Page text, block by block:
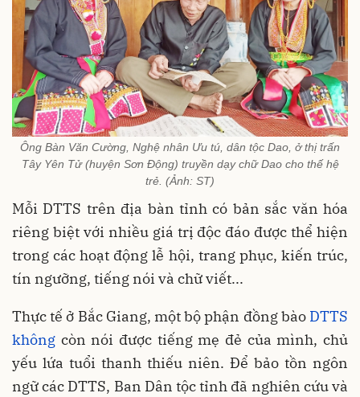
Ông Bàn Văn Cường, Nghệ nhân Ưu tú, dân tộc Dao, ở thị trấn
Tây Yên Tử (huyện Sơn Động) truyền dạy chữ Dao cho thế hệ
trẻ. (Ảnh: ST)
Mỗi DTTS trên địa bàn tỉnh có bản sắc văn hóa
riêng biệt với nhiều giá trị độc đáo được thể hiện
trong các hoạt động lễ hội, trang phục, kiến trúc,
tín ngưỡng, tiếng nói và chữ viết...
Thực tế ở Bắc Giang, một bộ phận đồng bàoDTTS
không còn nói được tiếng mẹ đẻ của mình, chủ
yếu lứa tuổi thanh thiếu niên. Để bảo tồn ngôn
ngữ các DTTS, Ban Dân tộc tỉnh đã nghiên cứu và